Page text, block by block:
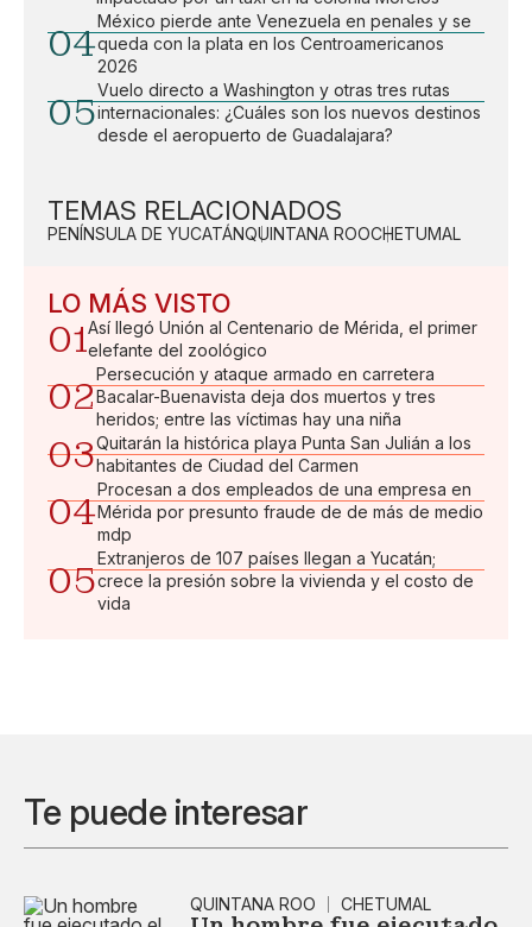
04
México pierde ante Venezuela en penales y se
queda con la plata en los Centroamericanos
2026
05
Vuelo directo a Washington y otras tres rutas
internacionales: ¿Cuáles son los nuevos destinos
desde el aeropuerto de Guadalajara?
TEMAS RELACIONADOS
PENÍNSULA DE YUCATÁNQUINTANA ROOCHETUMAL
LO MÁS VISTO
01Así llegó Unión al Centenario de Mérida, el primer
elefante del zoológico
02
Persecución y ataque armado en carretera
Bacalar-Buenavista deja dos muertos y tres
heridos; entre las víctimas hay una niña
03Quitarán la histórica playa Punta San Julián a los
habitantes de Ciudad del Carmen
04
Procesan a dos empleados de una empresa en
Mérida por presunto fraude de de más de medio
mdp
05
Extranjeros de 107 países llegan a Yucatán;
crece la presión sobre la vivienda y el costo de
vida
Te puede interesar
QUINTANA ROO CHETUMAL